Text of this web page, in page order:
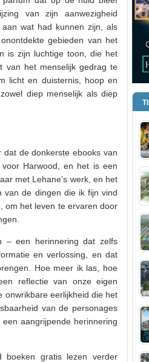
van zijn aanwezigheid
wat had kunnen zijn, als
gebieden van het
is zijn luchtige toon, die het
van het menselijk gedrag te
licht en duisternis, hoop en
diep menselijk als diep
de donkerste ebooks van
Harwood, en het is een
met Lehane’s werk, en het
van de dingen die ik fijn vind
om het leven te ervaren door
– een herinnering dat zelfs
en verlossing, en dat
Hoe meer ik las, hoe
reflectie van onze eigen
onwrikbare eerlijkheid die het
van de personages
aangrijpende herinnering
boeken gratis lezen verder